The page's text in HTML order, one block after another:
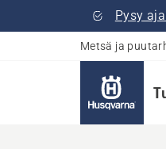
Pysy
Metsä ja